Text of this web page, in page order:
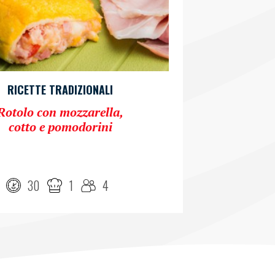
RICETTE TRADIZIONALI
con mozzarella,
cotto e pomodorini
30 1 4